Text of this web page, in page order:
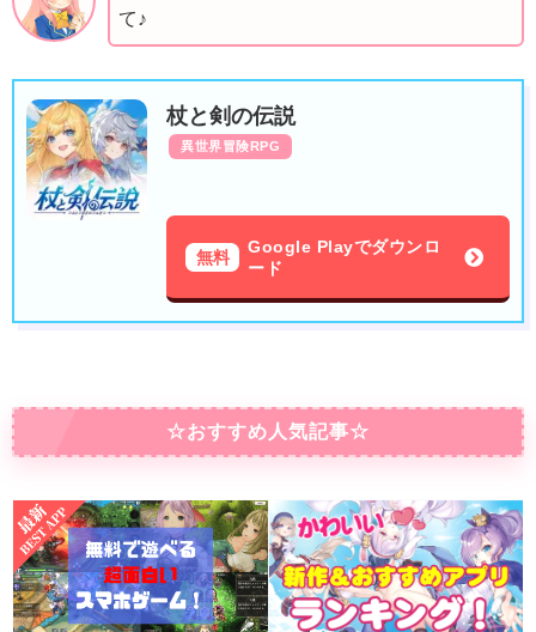
て♪
杖と剣の伝説
異世界冒険RPG
無料
Google Playでダウンロ
ード
☆おすすめ人気記事☆